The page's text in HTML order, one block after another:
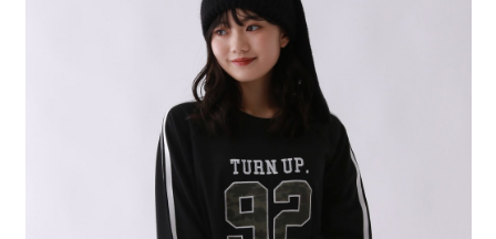
2.透過簡訊連結打開帳單後，可選擇「超商條碼／台灣大直營門市／銀行轉
帳／街口支付／iPASS MONEY」等通路繳費。
1.本服務係由「台灣大哥大股份有限公司」（以下簡稱本公司）所提供，讓
用戶於交易時，得透過本服務購買商品或服務，並由商店將買賣／分期付款
買賣價金債權讓與本公司後，依約使用本公司帳單繳交帳款。
2.基於同意付款使用「大哥付你分期」之契約關係目的，商店將以您的個人
資料（包含姓名、電話或地址）提供予台灣大哥大進項蒐集、處理及利用，
由本公司與您本人進行分期帳單所需資料之確認、核對及更正。
3.完整用戶服務條款，請詳閱以下連結：
https://oppay.tw/userRule
１．於結帳方式選擇「AFTEE先享後付」後，將跳轉至「AFTEE先享後付」
結帳頁面，進行簡訊認證並確認金額後，即可完成結帳。
２．訂單成立數日內，您將收到繳費通知簡訊。
３．收到繳費通知簡訊後14天內，點擊此簡訊中的連結，可透過四大超商／
ATM／網路銀行／等多元方式進行付款，方視為交易完成。
※ 請注意：結帳手續完成當下不需立刻繳費，但若您需要取消訂單，請聯絡
購買商品的店家。未經商家同意取消之訂單仍視為有效，需透過AFTEE先享
※ 交易是否成功請以「AFTEE先享後付 」之結帳頁面顯示為準，若有關於
是否繳費成功／繳費後需取消欲退款等相關疑問，請聯繫「AFTEE先享後付
https://netprotections.freshdesk.com/support/home
每筆NT$80，滿NT$1,500(含以上)免運費
每筆NT$80，滿NT$1,500(含以上)免運費
每筆NT$80，滿NT$1,500(含以上)免運費
每筆NT$80，滿NT$1,500(含以上)免運費